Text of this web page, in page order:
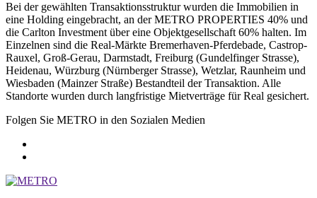
Bei der gewählten Transaktionsstruktur wurden die Immobilien in
eine Holding eingebracht, an derMETRO PROPERTIES 40% und
die Carlton Investment über eine Objektgesellschaft 60% halten. Im
Einzelnen sind die Real-Märkte Bremerhaven-Pferdebade, Castrop-
Rauxel, Groß-Gerau, Darmstadt, Freiburg (Gundelfinger Strasse),
Heidenau, Würzburg (Nürnberger Strasse), Wetzlar, Raunheim und
Wiesbaden (Mainzer Straße) Bestandteil der Transaktion. Alle
Standorte wurden durch langfristige Mietverträge für Real gesichert.
Folgen Sie METRO in den Sozialen Medien